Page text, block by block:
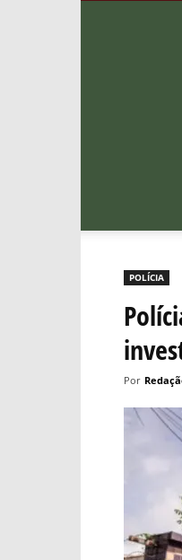
POLÍCIA
Por